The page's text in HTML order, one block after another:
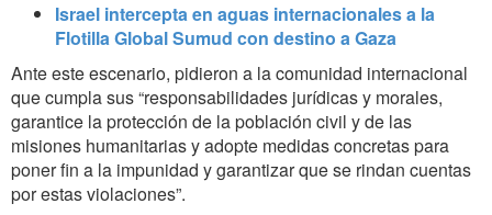
Israel intercepta en aguas internacionales a la
Flotilla Global Sumud con destino a Gaza
Ante este escenario, pidieron a la comunidad internacional
que cumpla sus “responsabilidades jurídicas y morales,
garantice la protección de la población civil y de las
misiones humanitarias y adopte medidas concretas para
poner fin a la impunidad y garantizar que se rindan cuentas
por estas violaciones”.